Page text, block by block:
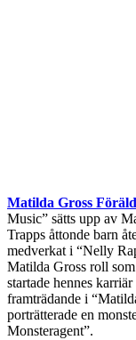
Matilda Gross
Music” sätts upp av
Trapps åttonde barn
medverkat i “Nelly
Matilda Gross roll
startade hennes
framträdande i
porträtterade en
Monsteragent”.